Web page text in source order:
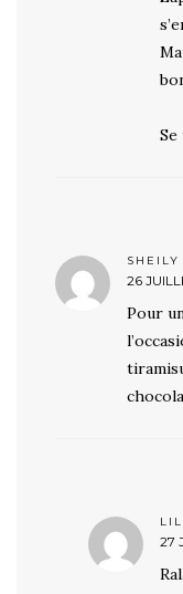
SHEILY
26
Pour
27